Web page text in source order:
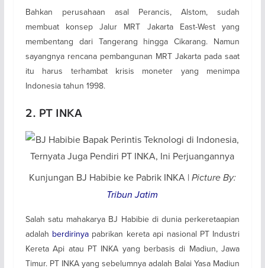
Bahkan perusahaan asal Perancis, Alstom, sudah
membuat konsep Jalur MRT Jakarta East-West yang
membentang dari Tangerang hingga Cikarang. Namun
sayangnya rencana pembangunan MRT Jakarta pada saat
itu harus terhambat krisis moneter yang menimpa
Indonesia tahun 1998.
2. PT INKA
Kunjungan BJ Habibie ke Pabrik INKA | Picture By:
Tribun Jatim
Salah satu mahakarya BJ Habibie di dunia perkeretaapian
adalah berdirinya pabrikan kereta api nasional PT Industri
Kereta Api atau PT INKA yang berbasis di Madiun, Jawa
Timur. PT INKA yang sebelumnya adalah Balai Yasa Madiun